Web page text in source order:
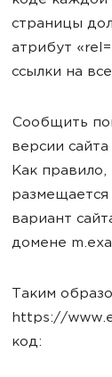
страницы
атрибут
ссылки на
Сообщить
версии
Как
вариант
домене
Таким
https://
код: